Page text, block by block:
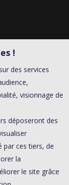
!
des services
visionnage de
déposeront des
par ces tiers, de
la
le site grâce